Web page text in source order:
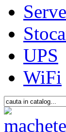
UPS
WiFi